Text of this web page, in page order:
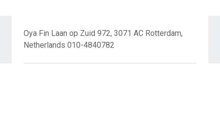
Oya Fin Laan op Zuid 972, 3071 AC Rotterdam,
Netherlands 010-4840782